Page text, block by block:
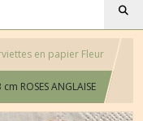
en papier Fleur
ROSES ANGLAISE